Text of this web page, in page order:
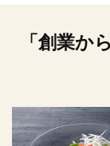
「創業か